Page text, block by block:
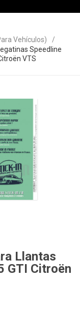
Vehículos)
Speedline
VTS
Llantas
GTI Citroën